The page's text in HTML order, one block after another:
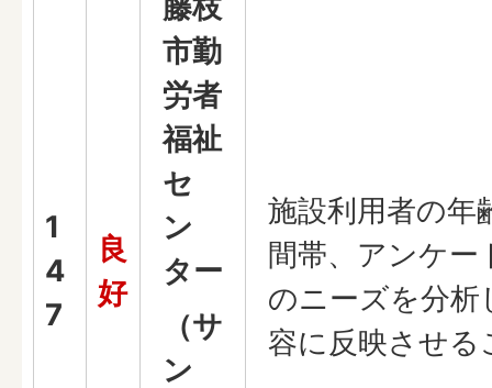
1
4
7
良
好
市勤
労者
福祉
セ
ン
ター
（サ
ン
施設利用者の年
間帯、アンケー
のニーズを分析
容に反映させる